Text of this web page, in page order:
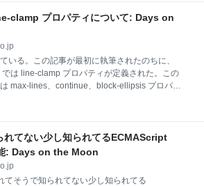
のです。 // JavaScriptなら(?<=...)の中で+が使え
// => true # Perlでは(?<=...)の中で+を使
clamp プロパティについて: Days on
いる。この記事が最初に執筆されたのちに、
は line-clamp プロパティが定義された。この
max-lines、continue、block-ellipsis プロパテ
複数行でも3点リーダーをきかせることができ
パティはどうやって使うか -webkit-line-clamp
を持たず、他のプロパティと組み合わせて使
れてない少し知られてるECMAScript
: Days on the Moon
てそうで知られてない少し知られてる